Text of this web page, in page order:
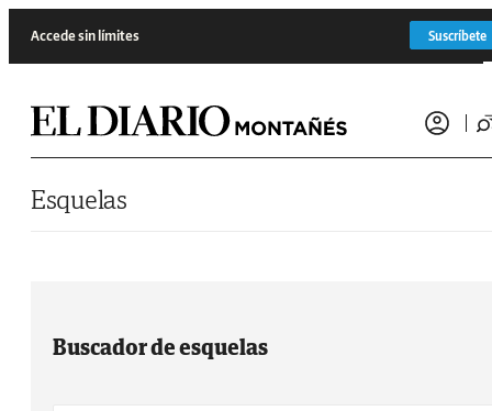
Accede sin límites Suscríbete
Esquelas
Buscador de esquelas